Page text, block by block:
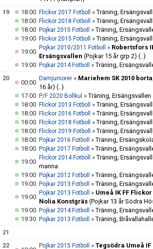
19
18:00 Flickor 2017 Fotboll »Träning,
18:00 Flickor 2018 Fotboll »Träning,
18:00 Pojkar 2015 Fotboll »Träning,
19:00 Flickor 2015 Fotboll »Träning,
19:00
Pojkar 2010/2011 Fotboll » Robertsfors
Ersängsvallen (Pojkar 15 år grp 2) (..)
19:00 Pojkar 2014 Fotboll »Träning,
20
00:00
Damjuniorer » Mariehem SK 2010
16 år) (..)
17:00 P/F 2020 Bollkul »Träning, Ersängsvallen
18:00 Flickor 2013 Fotboll »Träning,
18:00 Flickor 2016 Fotboll »Träning,
18:00 Flickor 2018 Fotboll »Träning,
18:00 Flickor 2019 Fotboll »Träning,
18:00 Pojkar 2016 Fotboll »Träning,
18:00 Pojkar 2017 Fotboll »Träning,
19:00
Flickor 2014 Fotboll »Träning,
manna
19:00 Pojkar 2012 Fotboll »Träning,
19:00 Pojkar 2013 Fotboll »Träning,
19:00
Pojkar 2013 Fotboll » Umeå IK FF
Nolia Konstgräs (Pojkar 13 år Södra
19:00 Pojkar 2014 Fotboll »Träning,
19:30 Pojkar 2013 Fotboll »Träning,
21
22
Pojkar 2015 Fotboll » Tegsödra Umeå